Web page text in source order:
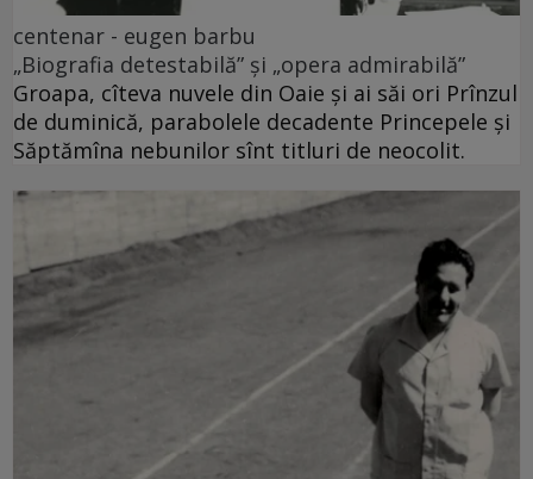
centenar - eugen barbu
„Biografia detestabilă” și „opera admirabilă”
Groapa, cîteva nuvele din Oaie și ai săi ori Prînzul
de duminică, parabolele decadente Princepele și
Săptămîna nebunilor sînt titluri de neocolit.